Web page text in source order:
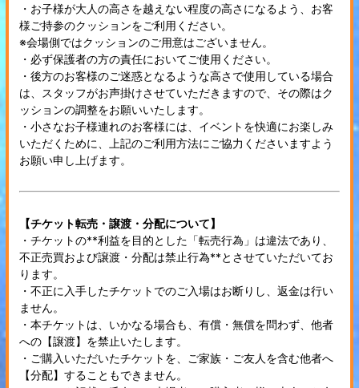
・お子様が大人の高さを越えない程度の高さになるよう、お客
様ご持参のクッションをご利用ください。
※会場側ではクッションのご用意はございません。
・必ず保護者の方の責任においてご使用ください。
・後方のお客様のご迷惑となるような高さで使用している場合
は、スタッフがお声掛けさせていただきますので、その際はク
ッションの調整をお願いいたします。
・小さなお子様連れのお客様には、イベントを快適にお楽しみ
いただくために、上記のご利用方法にご協力くださいますよう
お願い申し上げます。
【チケット転売・譲渡・分配について】
・チケットの**利益を目的とした「転売行為」は違法であり、
不正売買および譲渡・分配は禁止行為**とさせていただいてお
ります。
・不正に入手したチケットでのご入場はお断りし、返金は行い
ません。
・本チケットは、いかなる場合も、有償・無償を問わず、他者
への【譲渡】を禁止いたします。
・ご購入いただいたチケットを、ご家族・ご友人を含む他者へ
【分配】することもできません。